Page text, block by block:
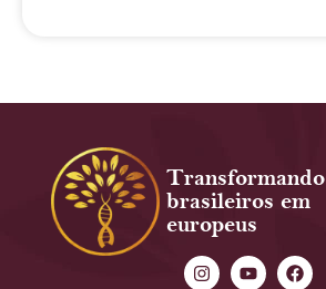
Transformando
brasileiros em
europeus